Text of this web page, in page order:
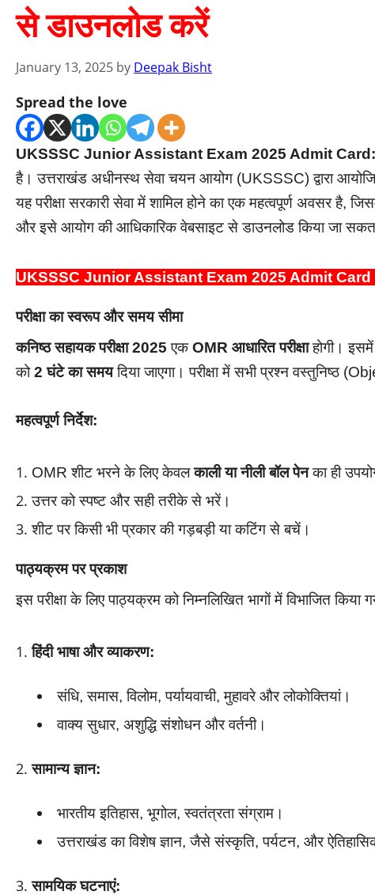
से डाउनलोड करें
January 13, 2025 by Deepak Bisht
Spread the love
UKSSSC Junior Assistant Exam 2025 Admit Card:
है। उत्तराखंड अधीनस्थ सेवा चयन आयोग (UKSSSC) द्वारा
यह परीक्षा सरकारी सेवा में शामिल होने का एक महत्वपूर्ण अवसर है,
और इसे आयोग की आधिकारिक वेबसाइट से डाउनलोड किया जा
UKSSSC Junior Assistant Exam 2025 Admit
परीक्षा का स्वरूप और समय सीमा
कनिष्ठ सहायक परीक्षा 2025 एकOMR आधारित परीक्षाहोगी। इसमें
को2 घंटे का समयदिया जाएगा। परीक्षा में सभी प्रश्न वस्तुनिष्ठ
महत्वपूर्ण निर्देश:
OMR शीट भरने के लिए केवलकाली या नीली बॉल पेनका ही
उत्तर को स्पष्ट और सही तरीके से भरें।
शीट पर किसी भी प्रकार की गड़बड़ी या कटिंग से बचें।
पाठ्यक्रम पर प्रकाश
इस परीक्षा के लिए पाठ्यक्रम को निम्नलिखित भागों में विभाजित किया
हिंदी भाषा और व्याकरण:
संधि, समास, विलोम, पर्यायवाची, मुहावरे और लोकोक्तियां।
वाक्य सुधार, अशुद्धि संशोधन और वर्तनी।
सामान्य ज्ञान:
भारतीय इतिहास, भूगोल, स्वतंत्रता संग्राम।
उत्तराखंड का विशेष ज्ञान, जैसे संस्कृति, पर्यटन, और
सामयिक घटनाएं: